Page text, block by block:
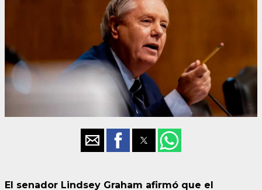
El senador Lindsey Graham afirmó que el